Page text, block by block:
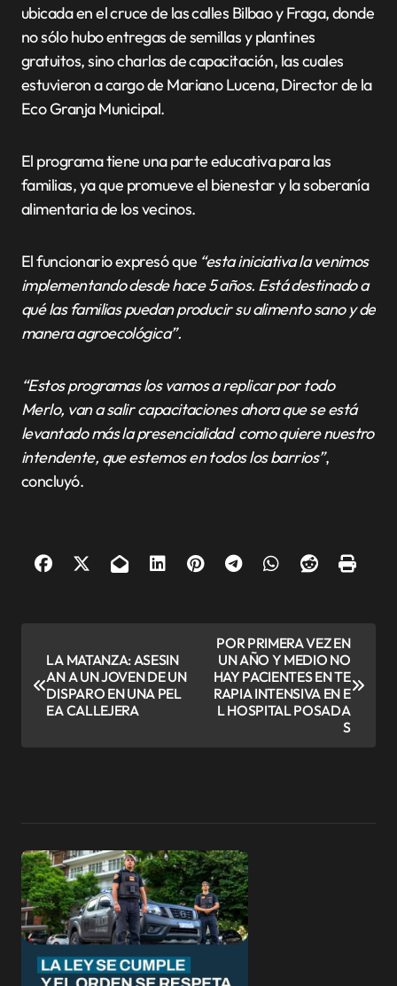
ubicada en el cruce de las calles Bilbao y Fraga, donde
no sólo hubo entregas de semillas y plantines
gratuitos, sino charlas de capacitación, las cuales
estuvieron a cargo de Mariano Lucena, Director de la
Eco Granja Municipal.
El programa tiene una parte educativa para las
familias, ya que promueve el bienestar y la soberanía
alimentaria de los vecinos.
El funcionario expresó que “esta iniciativa la venimos
implementando desde hace 5 años. Está destinado a
qué las familias puedan producir su alimento sano y de
manera agroecológica”.
“Estos programas los vamos a replicar por todo
Merlo, van a salir capacitaciones ahora que se está
levantado más la presencialidad como quiere nuestro
intendente, que estemos en todos los barrios”,
concluyó.
ó
n
d
LA MATANZA: ASESIN
AN A UN JOVEN DE UN
DISPARO EN UNA PEL
EA CALLEJERA
POR PRIMERA VEZ EN
UN AÑO Y MEDIO NO
HAY PACIENTES EN TE
RAPIA INTENSIVA EN E
L HOSPITAL POSADA
S